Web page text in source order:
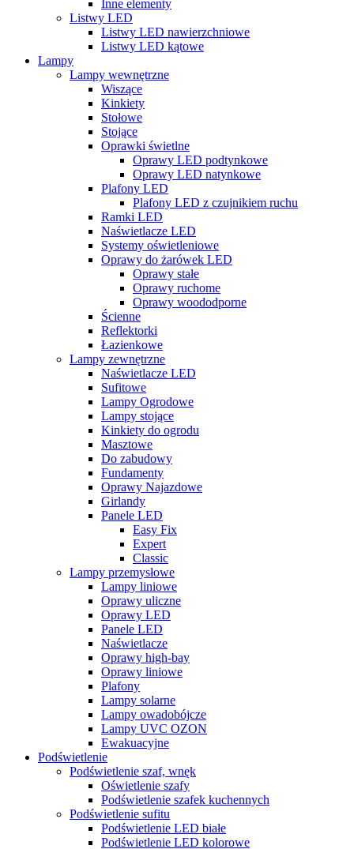
Inne elementy
Listwy LED
Listwy LED nawierzchniowe
Listwy LED kątowe
Lampy
Lampy wewnętrzne
Wiszące
Kinkiety
Stołowe
Stojące
Oprawki świetlne
Oprawy LED podtynkowe
Oprawy LED natynkowe
Plafony LED
Plafony LED z czujnikiem ruchu
Ramki LED
Naświetlacze LED
Systemy oświetleniowe
Oprawy do żarówek LED
Oprawy stałe
Oprawy ruchome
Oprawy woododporne
Ścienne
Reflektorki
Łazienkowe
Lampy zewnętrzne
Naświetlacze LED
Sufitowe
Lampy Ogrodowe
Lampy stojące
Kinkiety do ogrodu
Masztowe
Do zabudowy
Fundamenty
Oprawy Najazdowe
Girlandy
Panele LED
Easy Fix
Expert
Classic
Lampy przemysłowe
Lampy liniowe
Oprawy uliczne
Oprawy LED
Panele LED
Naświetlacze
Oprawy high-bay
Oprawy liniowe
Plafony
Lampy solarne
Lampy owadobójcze
Lampy UVC OZON
Ewakuacyjne
Podświetlenie
Podświetlenie szaf, wnęk
Oświetlenie szafy
Podświetlenie szafek kuchennych
Podświetlenie sufitu
Podświetlenie LED białe
Podświetlenie LED kolorowe